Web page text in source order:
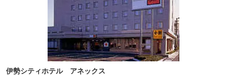
伊勢シティホテル アネックス